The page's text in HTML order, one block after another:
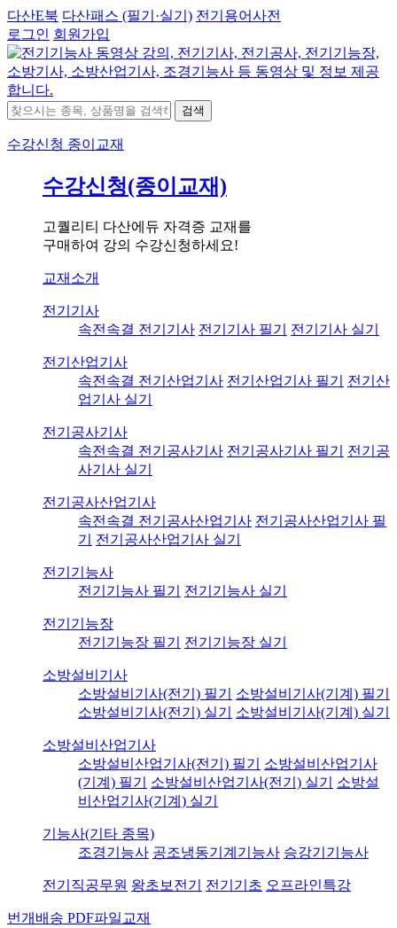
다산E북 다산패스 (필기·실기) 전기용어사전
로그인 회원가입
검색
수강신청 종이교재
수강신청(종이교재)
고퀄리티 다산에듀 자격증 교재를
구매하여 강의 수강신청하세요!
교재소개
전기기사
속전속결 전기기사 전기기사 필기 전기기사 실기
전기산업기사
속전속결 전기산업기사 전기산업기사 필기
전기산
업기사 실기
전기공사기사
속전속결 전기공사기사 전기공사기사 필기
전기공
사기사 실기
전기공사산업기사
속전속결 전기공사산업기사 전기공사산업기사 필
기
전기공사산업기사 실기
전기기능사
전기기능사 필기
전기기능사 실기
전기기능장
전기기능장 필기
전기기능장 실기
소방설비기사
소방설비기사(전기) 필기
소방설비기사(기계) 필기
소방설비기사(전기) 실기
소방설비기사(기계) 실기
소방설비산업기사
소방설비산업기사(전기) 필기
소방설비산업기사
(기계) 필기
소방설비산업기사(전기) 실기
소방설
비산업기사(기계) 실기
기능사(기타 종목)
조경기능사 공조냉동기계기능사 승강기기능사
전기직공무원 왕초보전기 전기기초 오프라인특강
번개배송 PDF파일교재